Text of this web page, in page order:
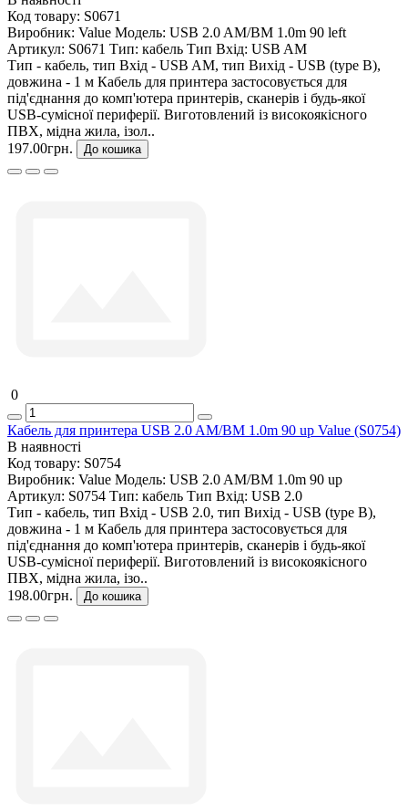
Код товару: S0671
Виробник: Value Модель: USB 2.0 AM/BM 1.0m 90 left
Артикул: S0671 Тип: кабель Тип Вхід: USB AM
Тип - кабель, тип Вхід - USB AM, тип Вихід - USB (type B),
довжина - 1 м Кабель для принтера застосовується для
під'єднання до комп'ютера принтерів, сканерів і будь-якої
USB-сумісної периферії. Виготовлений із високоякісного
ПВХ, мідна жила, ізол..
197.00грн.
До кошика
0
Кабель для принтера USB 2.0 AM/BM 1.0m 90 up Value (S0754)
В наявності
Код товару: S0754
Виробник: Value Модель: USB 2.0 AM/BM 1.0m 90 up
Артикул: S0754 Тип: кабель Тип Вхід: USB 2.0
Тип - кабель, тип Вхід - USB 2.0, тип Вихід - USB (type B),
довжина - 1 м Кабель для принтера застосовується для
під'єднання до комп'ютера принтерів, сканерів і будь-якої
USB-сумісної периферії. Виготовлений із високоякісного
ПВХ, мідна жила, ізо..
198.00грн.
До кошика